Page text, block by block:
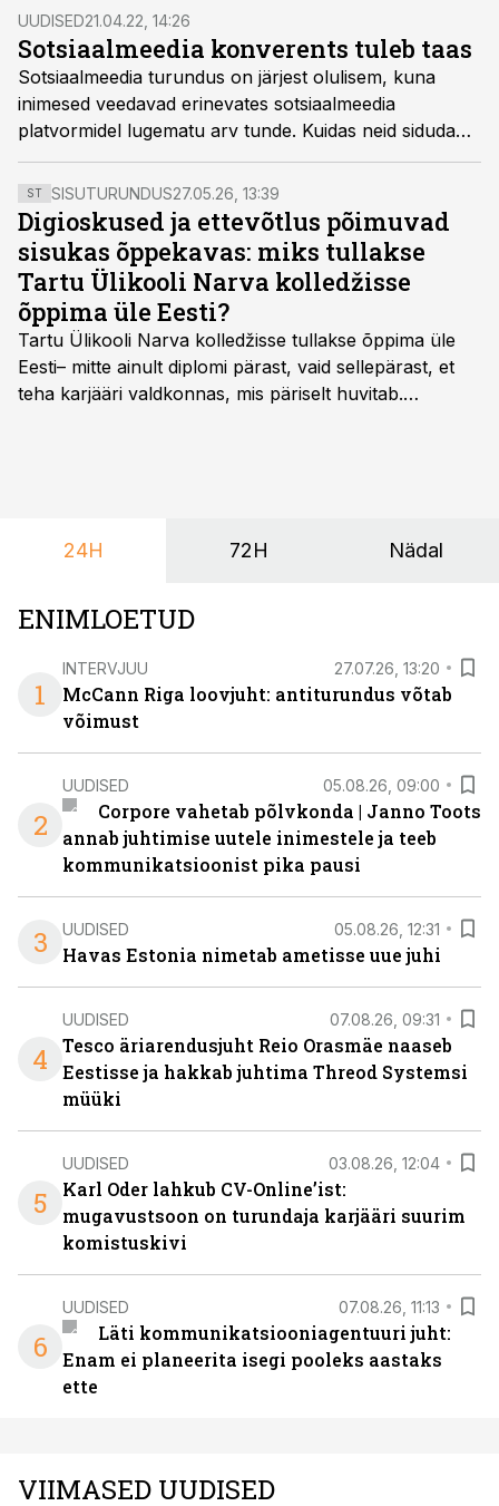
UUDISED21.04.22, 14:26
Sotsiaalmeedia konverents tuleb taas
Sotsiaalmeedia turundus on järjest olulisem, kuna
inimesed veedavad erinevates sotsiaalmeedia
platvormidel lugematu arv tunde. Kuidas neid siduda
just enda ettevõttega ning tõmmata inimeste
tähelepanu? Just sellest järgmisel sotsiaalmeedia
konverentsil 7. juunil L' Embitu Hotelis räägimegi.
ST SISUTURUNDUS27.05.26, 13:39
Digioskused ja ettevõtlus põimuvad
sisukas õppekavas: miks tullakse
Tartu Ülikooli Narva kolledžisse
õppima üle Eesti?
Tartu Ülikooli Narva kolledžisse tullakse õppima üle
Eesti– mitte ainult diplomi pärast, vaid sellepärast, et
teha karjääri valdkonnas, mis päriselt huvitab.
24H 72H Nädal
ENIMLOETUD
1
INTERVJUU 27.07.26, 13:20
McCann Riga loovjuht: antiturundus võtab
võimust
2
UUDISED 05.08.26, 09:00
Corpore vahetab põlvkonda | Janno Toots
annab juhtimise uutele inimestele ja teeb
kommunikatsioonist pika pausi
3 UUDISED 05.08.26, 12:31
Havas Estonia nimetab ametisse uue juhi
4
UUDISED 07.08.26, 09:31
Tesco äriarendusjuht Reio Orasmäe naaseb
Eestisse ja hakkab juhtima Threod Systemsi
müüki
5
UUDISED 03.08.26, 12:04
Karl Oder lahkub CV-Online’ist:
mugavustsoon on turundaja karjääri suurim
komistuskivi
6
UUDISED 07.08.26, 11:13
Läti kommunikatsiooniagentuuri juht:
Enam ei planeerita isegi pooleks aastaks
ette
VIIMASED UUDISED